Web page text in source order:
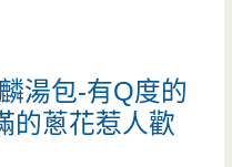
湯包-有Q度的
的蔥花惹人歡